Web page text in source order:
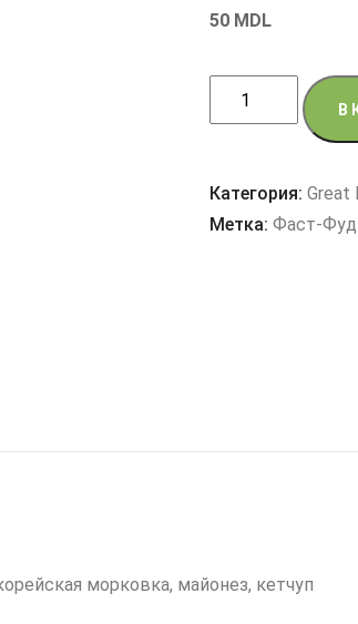
50 MDL
Количество
товара
маленький
В
Категория:Great
Метка:Фаст-Фуд
морковка, майонез, кетчуп